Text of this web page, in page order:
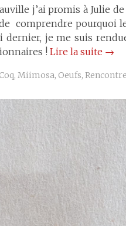
j’ai promis à Julie
comprendre pourquoi
je me suis
! Lire la suite →
, Miimosa, Oeufs, Rencontre